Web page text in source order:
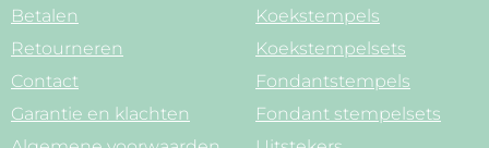
Betalen
Retourneren
Contact
Garantie en klachten
Koekstempels
Koekstempelsets
Fondantstempels
Fondant stempelsets